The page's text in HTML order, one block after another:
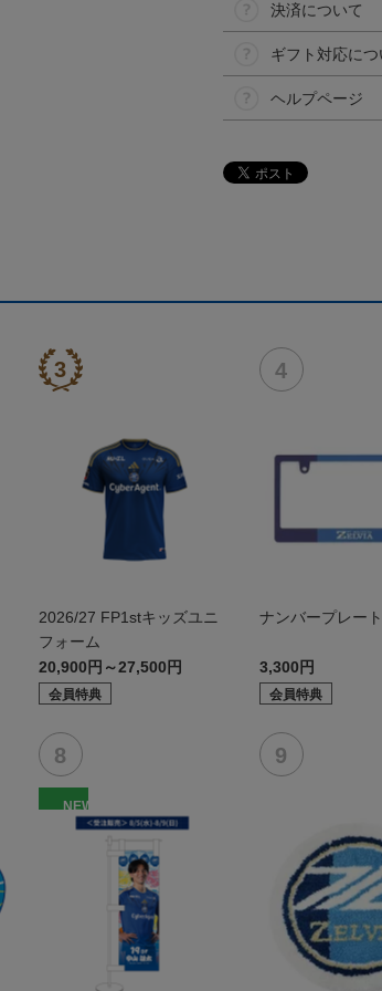
決済について
ギフト対応に
ヘルプページ
2026/27 FP1stキッズユニ
フォーム
20,900円～27,500円
会員特典
ナンバープレー
3,300円
会員特典
NEW